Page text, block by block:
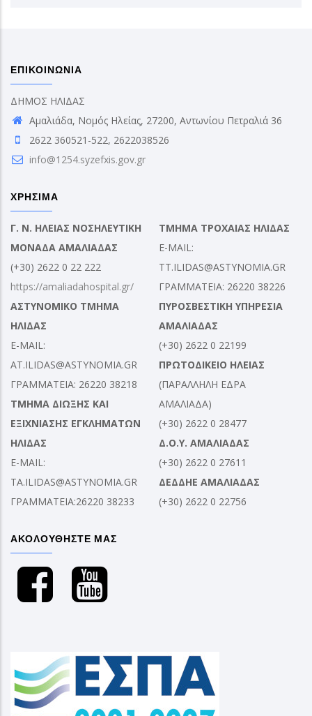
ΕΠΙΚΟΙΝΩΝΙΑ
ΔΗΜΟΣ ΗΛΙΔΑΣ
Αμαλιάδα, Νομός Ηλείας, 27200, Αντωνίου Πετραλιά 36
2622 360521-522, 2622038526
info@1254.syzefxis.gov.gr
ΧΡΗΣΙΜΑ
Γ. Ν. ΗΛΕΙΑΣ ΝΟΣΗΛΕΥΤΙΚΗ
ΜΟΝΑΔΑ ΑΜΑΛΙΑΔΑΣ
(+30) 2622 0 22 222
https://amaliadahospital.gr/
ΑΣΤΥΝΟΜΙΚΟ ΤΜΗΜΑ
ΗΛΙΔΑΣ
E-MAIL:
AT.ILIDAS@ASTYNOMIA.GR
ΓΡΑΜΜΑΤΕΙΑ: 26220 38218
ΤΜΗΜΑ ΔΙΩΞΗΣ ΚΑΙ
ΕΞΙΧΝΙΑΣΗΣ ΕΓΚΛΗΜΑΤΩΝ
ΗΛΙΔΑΣ
E-MAIL:
TA.ILIDAS@ASTYNOMIA.GR
ΓΡΑΜΜΑΤΕΙΑ:26220 38233
ΤΜΗΜΑ ΤΡΟΧΑΙΑΣ ΗΛΙΔΑΣ
E-MAIL:
TT.ILIDAS@ASTYNOMIA.GR
ΓΡΑΜΜΑΤΕΙΑ: 26220 38226
ΠΥΡΟΣΒΕΣΤΙΚΗ ΥΠΗΡΕΣΙΑ
ΑΜΑΛΙΑΔΑΣ
(+30) 2622 0 22199
ΠΡΩΤΟΔΙΚΕΙΟ ΗΛΕΙΑΣ
(ΠΑΡΑΛΛΗΛΗ ΕΔΡΑ
ΑΜΑΛΙΑΔΑ)
(+30) 2622 0 28477
Δ.Ο.Υ. ΑΜΑΛΙΑΔΑΣ
(+30) 2622 0 27611
ΔΕΔΔΗΕ ΑΜΑΛΙΑΔΑΣ
(+30) 2622 0 22756
ΑΚΟΛΟΥΘΗΣΤΕ ΜΑΣ